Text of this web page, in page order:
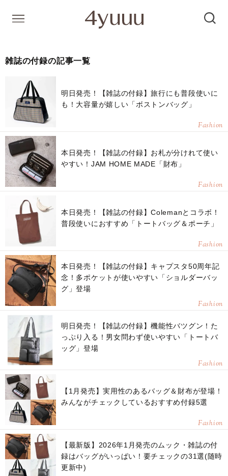
雑誌の付録の記事一覧
明日発売！【雑誌の付録】旅行にも普段使いに
も！大容量が嬉しい「ボストンバッグ」
Fashion
本日発売！【雑誌の付録】お札が分けれて使い
やすい！JAM HOME MADE「財布」
Fashion
本日発売！【雑誌の付録】Colemanとコラボ！
普段使いにおすすめ「トートバッグ＆ポーチ」
Fashion
本日発売！【雑誌の付録】キャプスタ50周年記
念！多ポケットが使いやすい「ショルダーバッ
グ」登場
Fashion
明日発売！【雑誌の付録】機能性バツグン！た
っぷり入る！男女問わず使いやすい「トートバ
ッグ」登場
Fashion
【1月発売】実用性のあるバッグ＆財布が登場！
みんながチェックしているおすすめ付録5選
Fashion
【最新版】2026年1月発売のムック・雑誌の付
録はバッグがいっぱい！要チェックの31選(随時
更新中)